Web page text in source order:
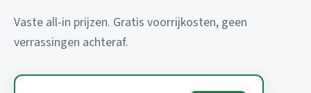
Vaste all-in prijzen. Gratis voorrijkosten, geen
verrassingen achteraf.